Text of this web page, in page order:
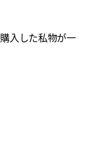
入した私物が一